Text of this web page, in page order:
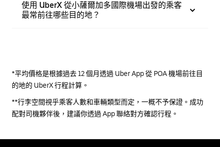
使用 UberX 從小薩爾加多國際機場出發的乘客
最常前往哪些目的地？
*平均價格是根據過去 12 個月透過 Uber App 從 POA 機場前往目
的地的 UberX 行程計算。
**行李空間視乎乘客人數和車輛類型而定，一概不予保證。成功
配對司機夥伴後，建議你透過 App 聯絡對方確認行程。